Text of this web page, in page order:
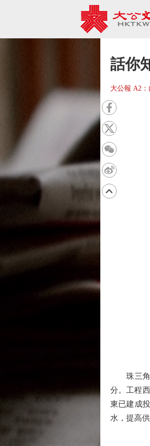
話你
大公報 A2：
珠三角水
分。工程
東已建成
水，提高